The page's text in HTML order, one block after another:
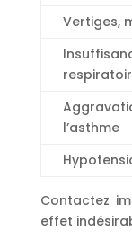
Vertiges,
l’asthme
Contactez
effet